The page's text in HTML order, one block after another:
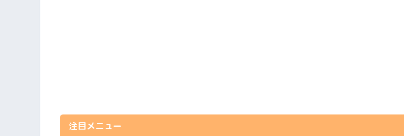
注目メニュー